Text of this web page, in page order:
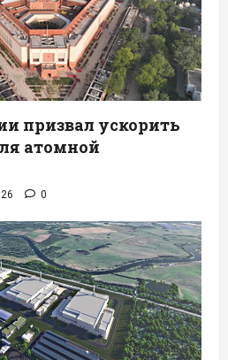
призвал ускорить
атомной
0